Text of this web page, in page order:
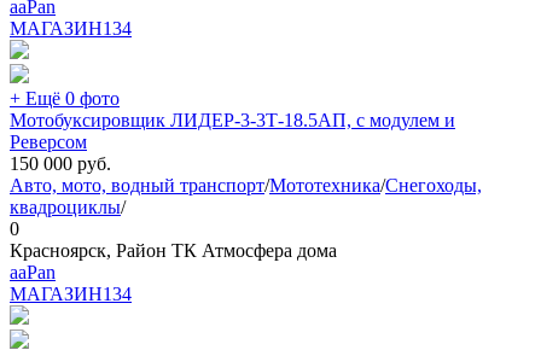
aaPan
МАГАЗИН134
+ Ещё 0 фото
Мотобуксировщик ЛИДЕР-3-3Т-18.5АП, с модулем и
Реверсом
150 000 руб.
Авто, мото, водный транспорт/Мототехника/Снегоходы,
квадроциклы/
0
Красноярск, Район ТК Атмосфера дома
aaPan
МАГАЗИН134